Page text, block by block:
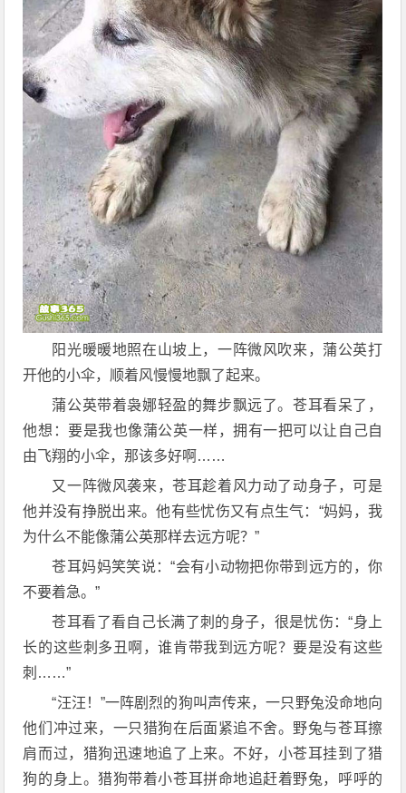
阳光暖暖地照在山坡上，一阵微风吹来，蒲公英打
开他的小伞，顺着风慢慢地飘了起来。
蒲公英带着袅娜轻盈的舞步飘远了。苍耳看呆了，
他想：要是我也像蒲公英一样，拥有一把可以让自己自
由飞翔的小伞，那该多好啊……
又一阵微风袭来，苍耳趁着风力动了动身子，可是
他并没有挣脱出来。他有些忧伤又有点生气：“妈妈，我
为什么不能像蒲公英那样去远方呢？”
苍耳妈妈笑笑说：“会有小动物把你带到远方的，你
不要着急。”
苍耳看了看自己长满了刺的身子，很是忧伤：“身上
长的这些刺多丑啊，谁肯带我到远方呢？要是没有这些
刺……”
“汪汪！”一阵剧烈的狗叫声传来，一只野兔没命地向
他们冲过来，一只猎狗在后面紧追不舍。野兔与苍耳擦
肩而过，猎狗迅速地追了上来。不好，小苍耳挂到了猎
狗的身上。猎狗带着小苍耳拼命地追赶着野兔，呼呼的